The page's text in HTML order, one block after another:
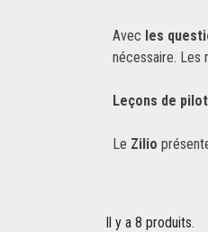
Avec les
nécessaire. Les
Leçons de
Le Zilio
Il y a 8 produits.